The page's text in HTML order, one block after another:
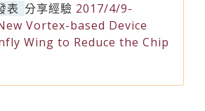
表 分享經驗 2017/4/9-
Vortex-based Device
Wing to Reduce the Chip